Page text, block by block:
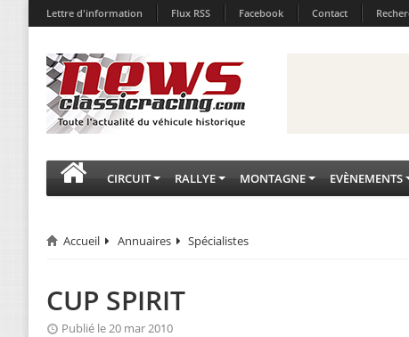
Lettre d'information Flux RSS Facebook Contact
CIRCUIT RALLYE MONTAGNE EVÈNEMENTS
Accueil Annuaires Spécialistes
CUP SPIRIT
Publié le 20 mar 2010